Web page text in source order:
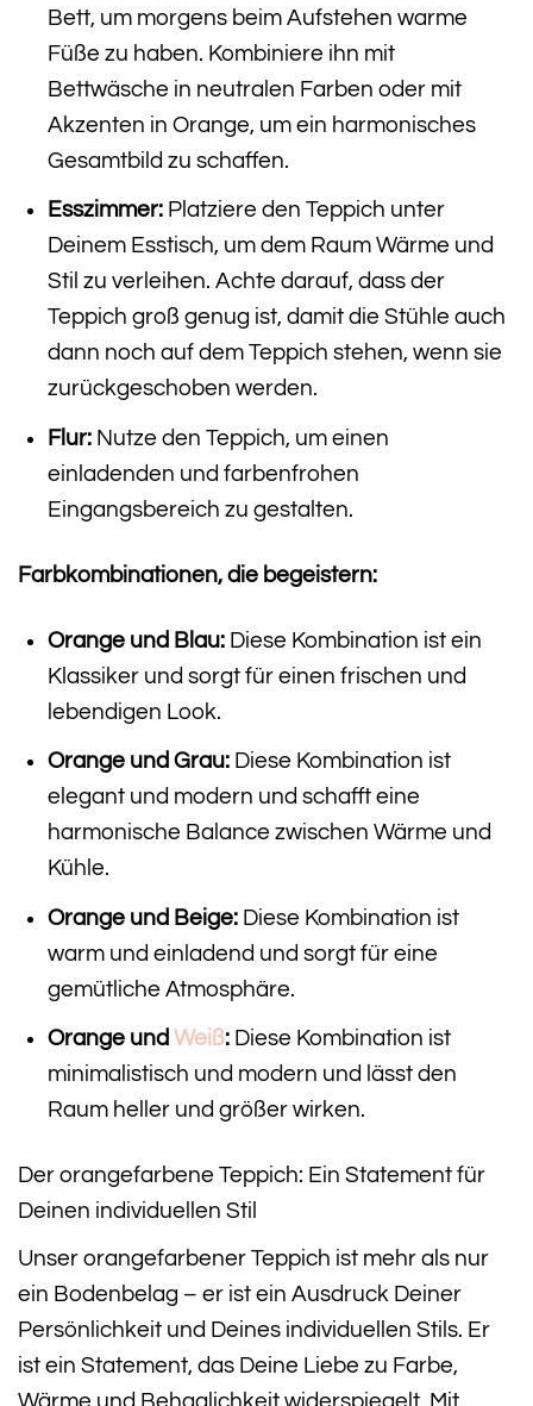
Bett, um morgens beim Aufstehen warme
Füße zu haben. Kombiniere ihn mit
Bettwäsche in neutralen Farben oder mit
Akzenten in Orange, um ein harmonisches
Gesamtbild zu schaffen.
Esszimmer:Platziere den Teppich unter
Deinem Esstisch, um dem Raum Wärme und
Stil zu verleihen. Achte darauf, dass der
Teppich groß genug ist, damit die Stühle auch
dann noch auf dem Teppich stehen, wenn sie
zurückgeschoben werden.
Flur:Nutze den Teppich, um einen
einladenden und farbenfrohen
Eingangsbereich zu gestalten.
Farbkombinationen, die begeistern:
Orange und Blau:Diese Kombination ist ein
Klassiker und sorgt für einen frischen und
lebendigen Look.
Orange und Grau:Diese Kombination ist
elegant und modern und schafft eine
harmonische Balance zwischen Wärme und
Kühle.
Orange und Beige:Diese Kombination ist
warm und einladend und sorgt für eine
gemütliche Atmosphäre.
Orange und Weiß:Diese Kombination ist
minimalistisch und modern und lässt den
Raum heller und größer wirken.
Der orangefarbene Teppich: Ein Statement für
Deinen individuellen Stil
Unser orangefarbener Teppich ist mehr als nur
ein Bodenbelag – er ist ein Ausdruck Deiner
Persönlichkeit und Deines individuellen Stils. Er
ist ein Statement, das Deine Liebe zu Farbe,
Wärme und Behaglichkeit widerspiegelt. Mit